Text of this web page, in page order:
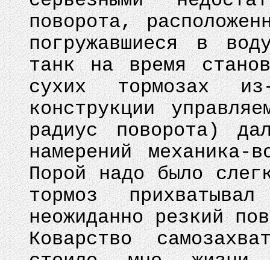
поворота,
погружавшиеся в
танк на время
сухих тормозах
конструкции
радиус поворота)
намерений механика-
Порой надо было
тормоз
неожиданно резкий
Коварство